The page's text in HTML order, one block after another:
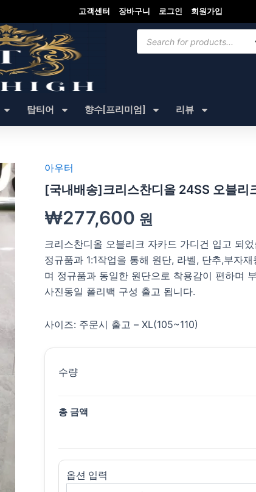
고객센터 장바구니 로그인 회원가입
search
탑티어 향수[프리미엄] 리뷰
아우터
[국내배송]크리스찬디올 24SS 오블리
₩277,600 원
크리스찬디올 오블리크 자카드 가디건 입고 되었
정규품과 1:1작업을 통해 원단, 라벨, 단추,부자
며 정규품과 동일한 원단으로 착용감이 편하며
사진동일 폴리백 구성 출고 됩니다.
사이즈: 주문시 출고 – XL(105~110)
수량
총 금액
옵션 입력